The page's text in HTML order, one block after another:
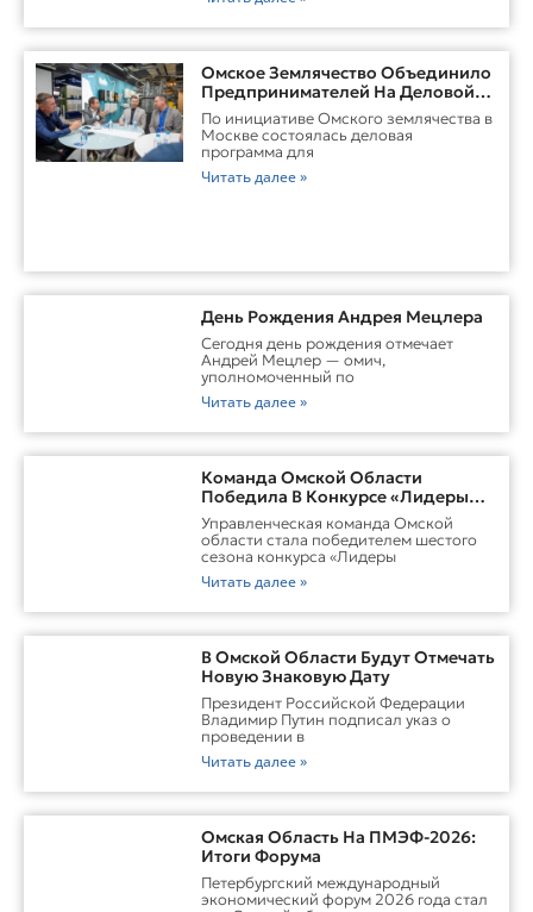
Омское Землячество Объединило
Предпринимателей На Деловой
Встрече В Москве
По инициативе Омского землячества в
Москве состоялась деловая
программа для
Читать далее »
День Рождения Андрея Мецлера
Сегодня день рождения отмечает
Андрей Мецлер — омич,
уполномоченный по
Читать далее »
Команда Омской Области
Победила В Конкурсе «Лидеры
России. Команда»
Управленческая команда Омской
области стала победителем шестого
сезона конкурса «Лидеры
Читать далее »
В Омской Области Будут Отмечать
Новую Знаковую Дату
Президент Российской Федерации
Владимир Путин подписал указ о
проведении в
Читать далее »
Омская Область На ПМЭФ-2026:
Итоги Форума
Петербургский международный
экономический форум 2026 года стал